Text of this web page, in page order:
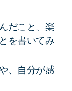
だこと、楽
を書いてみ
、自分が感